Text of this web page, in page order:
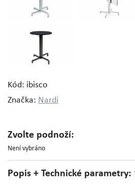
Kód: ibisco
Značka: Nardi
Zvolte podnoží:
Není vybráno
Popis + Technické parametry: